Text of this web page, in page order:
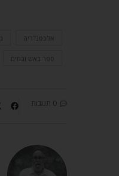
אלכסנדריה
ספר באש ובמים
0 תגובות